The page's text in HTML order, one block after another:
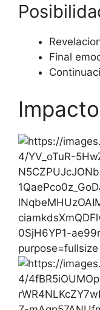
Final